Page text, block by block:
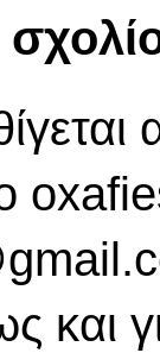
και